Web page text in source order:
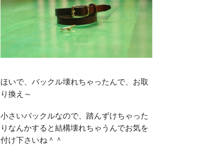
ほいで、バックル壊れちゃったんで、お取
り換え～
小さいバックルなので、踏んずけちゃった
りなんかすると結構壊れちゃうんでお気を
付け下さいね＾＾